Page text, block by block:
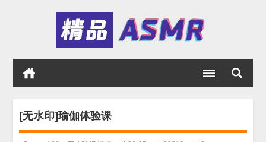
[无水印]瑜伽体验课